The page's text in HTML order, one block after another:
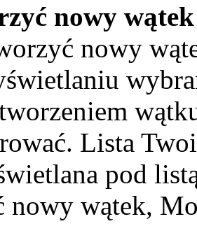
nowy
nowy
Lista
pod
nowy wątek,